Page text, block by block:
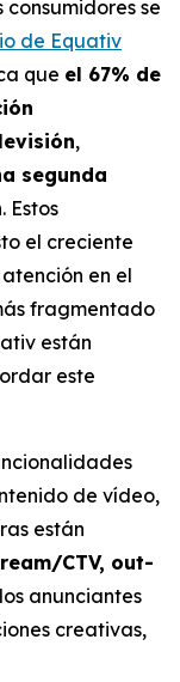
se
de Equativ
que el 67% de
,
segunda
. Estos
el creciente
en el
fragmentado
están
este
de vídeo,
están
CTV, out-
anunciantes
creativas,